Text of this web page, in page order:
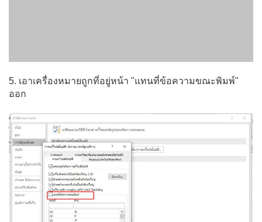
5. เอาเครื่องหมายถูกที่อยู่หน้า "แทนที่ข้อความขณะพิมพ์"
ออก